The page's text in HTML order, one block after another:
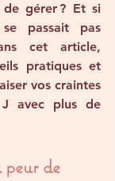
gérer ? Et si
passait pas
cet article,
pratiques et
vos craintes
avec plus de
de